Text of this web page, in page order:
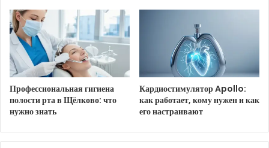
HTML-код для вставки на сайт и блог:
BB-код для вставки на форум:
Профессиональная гигиена
полости рта в Щёлково: что
нужно знать
Кардиостимулятор Apollo:
как работает, кому нужен и как
его настраивают